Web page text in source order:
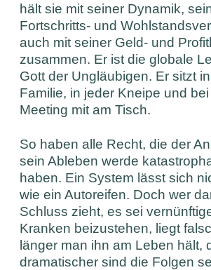
hält sie mit seiner Dynamik,
Fortschritts- und
auch mit seiner Geld- und
zusammen. Er ist die globale
Gott der Ungläubigen. Er sitzt
Familie, in jeder Kneipe und
Meeting mit am Tisch.
So haben alle Recht, die der
sein Ableben werde
haben. Ein System lässt sich
wie ein Autoreifen. Doch wer
Schluss zieht, es sei
Kranken beizustehen, liegt
länger man ihn am Leben hält,
dramatischer sind die Folgen